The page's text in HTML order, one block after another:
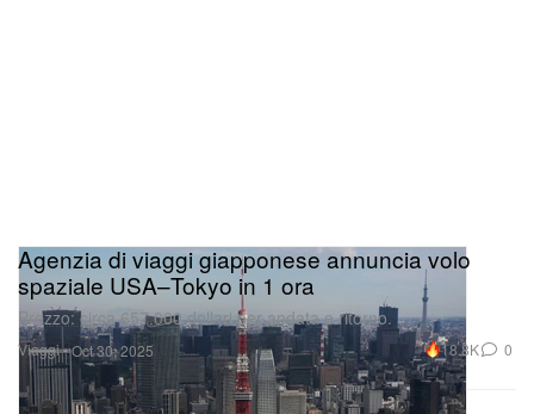
Viaggi
Agenzia di viaggi giapponese annuncia volo
spaziale USA–Tokyo in 1 ora
Prezzo: circa 657.000 dollari per andata e ritorno.
Oct 30, 2025 18.8K 0